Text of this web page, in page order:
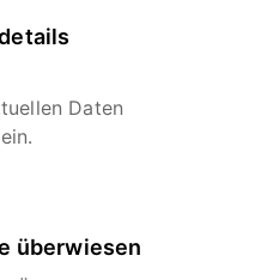
Daten
überwiesen